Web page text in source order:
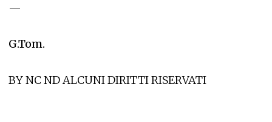
—
G.Tom.
BY NC ND ALCUNI DIRITTI RISERVATI